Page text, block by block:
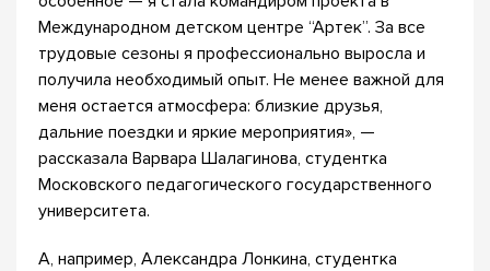
Международном детском центре “Артек”. За все
трудовые сезоны я профессионально выросла и
получила необходимый опыт. Не менее важной для
меня остается атмосфера: близкие друзья,
дальние поездки и яркие мероприятия», —
рассказала Варвара Шалагинова, студентка
Московского педагогического государственного
университета.
А, например, Александра Лонкина, студентка